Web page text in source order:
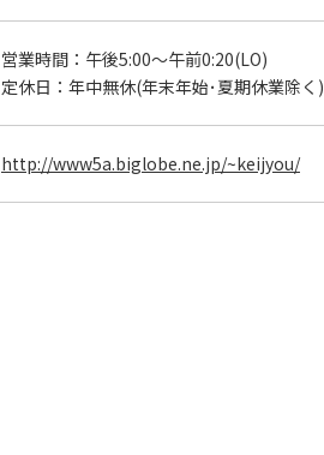
営業時間： 午後5:00～午前0:20(LO)
定休日： 年中無休(年末年始･夏期休業除く)
http://www5a.biglobe.ne.jp/~keijyou/